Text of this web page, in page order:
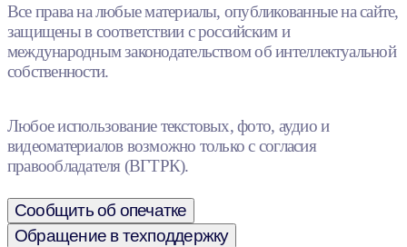
Все права на любые материалы, опубликованные на сайте,
защищены в соответствии с российским и
международным законодательством об интеллектуальной
собственности.
Любое использование текстовых, фото, аудио и
видеоматериалов возможно только с согласия
правообладателя (ВГТРК).
Сообщить об опечатке
Обращение в техподдержку